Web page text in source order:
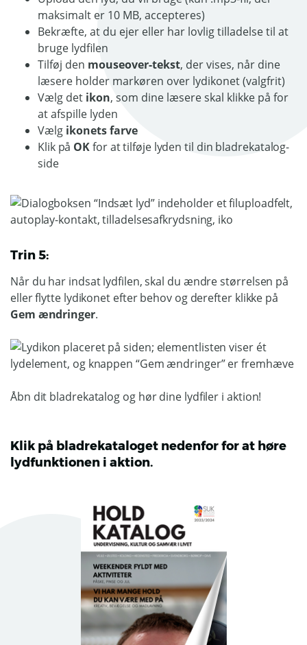
maksimalt er 10 MB, accepteres)
Bekræfte, at du ejer eller har lovlig tilladelse til at
bruge lydfilen
Tilføj den mouseover-tekst, der vises, når dine
læsere holder markøren over lydikonet (valgfrit)
Vælg det ikon, som dine læsere skal klikke på for
at afspille lyden
Vælg ikonets farve
Klik på OKfor at tilføje lyden til din bladrekatalog-
side
Trin 5:
Når du har indsat lydfilen, skal du ændre størrelsen på
eller flytte lydikonet efter behov og derefter klikke på
Gem ændringer.
Åbn dit bladrekatalog og hør dine lydfiler i aktion!
Klik på bladrekataloget nedenfor for at høre
lydfunktionen i aktion.